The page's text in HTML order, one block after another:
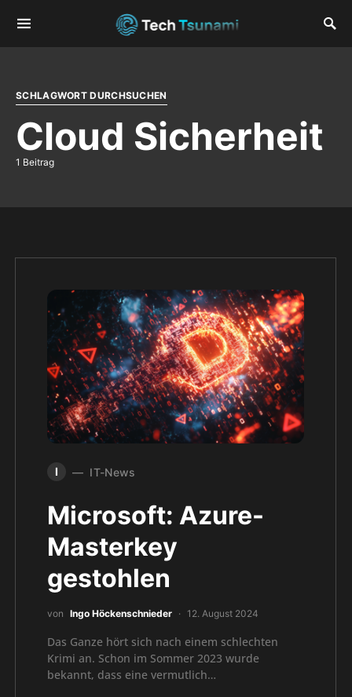
SCHLAGWORT DURCHSUCHEN
Cloud Sicherheit
1 Beitrag
I IT-News
Microsoft: Azure-
Masterkey
gestohlen
von Ingo Höckenschnieder 12. August 2024
Das Ganze hört sich nach einem schlechten
Krimi an. Schon im Sommer 2023 wurde
bekannt, dass eine vermutlich…